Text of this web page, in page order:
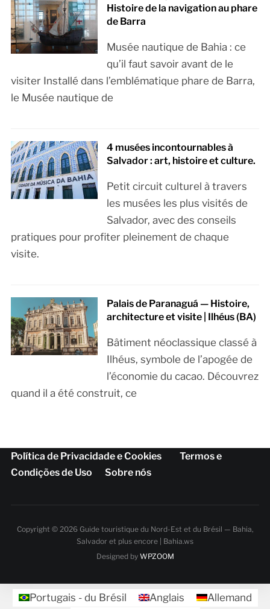
Histoire de la navigation au phare
de Barra
Musée nautique de Bahia : ce
qu’il faut savoir avant de le
visiter Installé dans l’emblématique phare de Barra,
le Musée nautique de
4 musées incontournables à
Salvador : art, histoire et culture.
Petit circuit culturel à travers
les musées les plus visités de
Salvador, avec des conseils
pratiques pour profiter pleinement de chaque
visite.
Palais de Paranaguá — Histoire,
architecture et visite | Ilhéus (BA)
Bâtiment néoclassique classé à
Ilhéus, symbole de l’apogée de
l’économie du cacao. Découvrez
quand il a été construit, ce
Política de Privacidade e Cookies
Termos e
Condições de Uso
Sobre nós
Copyright © 2026 Guide touristique du Nord-Est et du Brésil — Bahia,
Salvador et plus encore | Bahia.ws
Designed by WPZOOM
Portugais - du Brésil Anglais Allemand